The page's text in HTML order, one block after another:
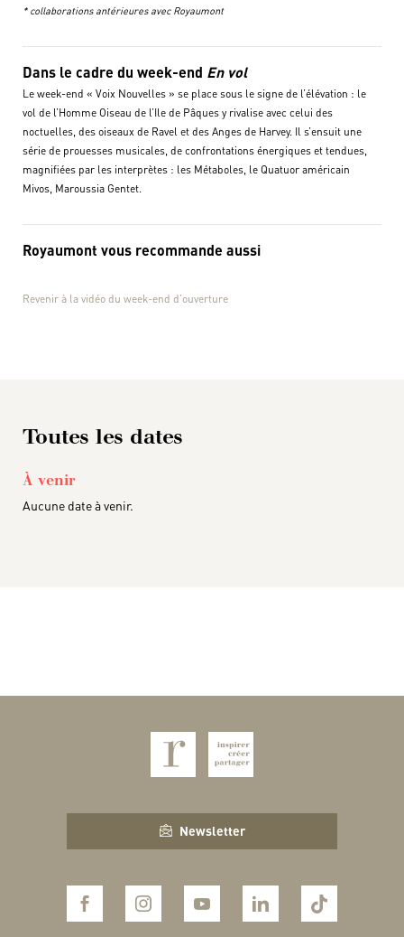
* collaborations antérieures avec Royaumont
Dans le cadre du week-end En vol
Le week-end « Voix Nouvelles » se place sous le signe de l’élévation : le
vol de l’Homme Oiseau de l’Ile de Pâques y rivalise avec celui des
noctuelles, des oiseaux de Ravel et des Anges de Harvey. Il s’ensuit une
série de prouesses musicales, de confrontations énergiques et tendues,
magnifiées par les interprètes : les Métaboles, le Quatuor américain
Mivos, Maroussia Gentet.
Royaumont vous recommande aussi
Revenir à la vidéo du week-end d’ouverture
Toutes les dates
À venir
Aucune date à venir.
Newsletter